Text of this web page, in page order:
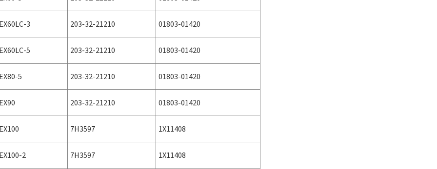
EX60LC-3 203-32-21210 01803-01420
EX60LC-5 203-32-21210 01803-01420
EX80-5 203-32-21210 01803-01420
EX90 203-32-21210 01803-01420
EX100 7H3597 1X11408
EX100-2 7H3597 1X11408